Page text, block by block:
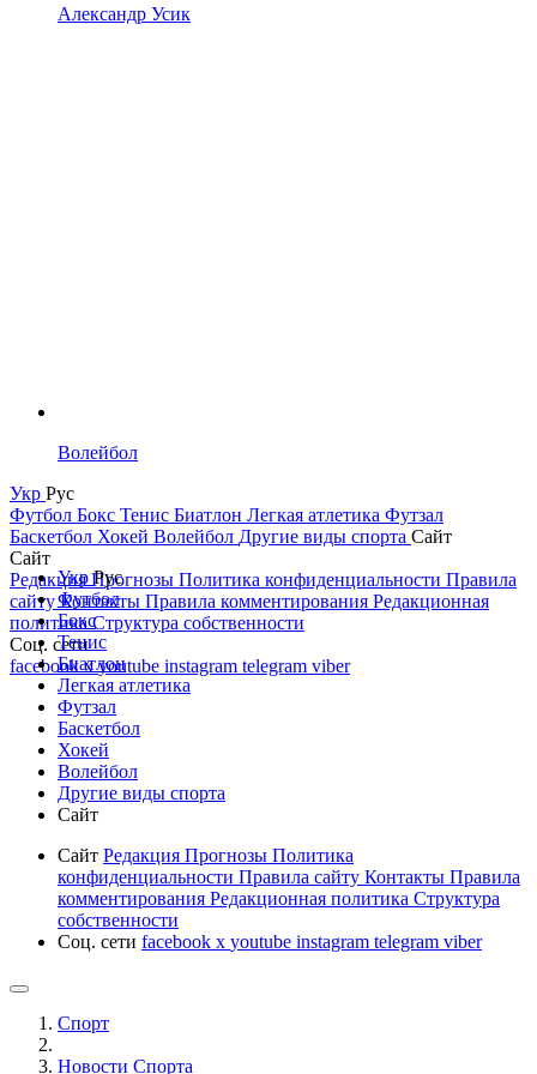
Александр Усик
Волейбол
Укр Рус
Футбол Бокс Тенис Биатлон Легкая атлетика Футзал
Баскетбол Хокей Волейбол Другие виды спорта Сайт
Сайт
РедакцияПрогнозы Политика конфиденциальности Правила
сайтуКонтакты Правила комментирования Редакционная
политикаСтруктура собственности
Соц. сети
facebookxyoutube instagram telegram viber
УкрРус
Футбол
Бокс
Тенис
Биатлон
Легкая атлетика
Футзал
Баскетбол
Хокей
Волейбол
Другие виды спорта
Сайт
Сайт Редакция Прогнозы Политика
конфиденциальности Правила сайту Контакты Правила
комментирования Редакционная политика Структура
собственности
Соц. сети facebook x youtube instagram telegram viber
Спорт
Новости Cпорта